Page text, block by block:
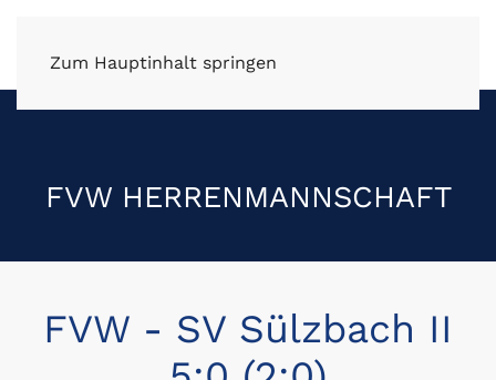
Zum Hauptinhalt springen
FVW HERRENMANNSCHAFT
FVW - SV Sülzbach II